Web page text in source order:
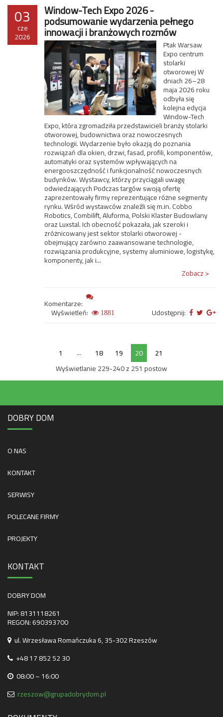
03
cze
2026
Window-Tech Expo 2026 -
podsumowanie wydarzenia pełnego
innowacji i branżowych rozmów
Ptak Warsaw
Expo centrum
stolarki
otworowej W
dniach 26–28
maja 2026 roku
odbyła się
kolejna edycja
Window-Tech
Expo, która zgromadziła przedstawicieli branży stolarki
otworowej, budownictwa oraz nowoczesnych
technologii. Wydarzenie było okazją do poznania
rozwiązań dla okien, drzwi, fasad, profili, komponentów,
automatyki oraz systemów wpływających na
energooszczędność i funkcjonalność nowoczesnych
budynków. Wystawcy, którzy przyciągali uwagę
odwiedzających Podczas targów swoją ofertę
zaprezentowały firmy reprezentujące różne segmenty
rynku. Wśród wystawców znaleźli się m.in. Cobbo
Robotics, Combilift, Aluforma, Polski Klaster Budowlany
oraz Luxstal. Ich obecność pokazała, jak szeroki i
zróżnicowany jest sektor stolarki otworowej -
obejmujący zarówno zaawansowane technologie,
rozwiązania produkcyjne, systemy aluminiowe, logistykę,
komponenty, jak i...
Zobacz >
Komentarze:
Wyświetleń: 1881 Udostępnij:
1 ... 18 19 20
21
Wyświetlanie 229-240 z 251 postow
DOBRY DOM
O NAS
KONTAKT
SERWISY
POLECANE FIRMY
PROJEKTY
KONTAKT
DOBRY DOM
NIP: 8131118261
REGON: 690393700
ul. Wrzesława Romańczuka 6, 35-302 Rzeszów
+48 17 852 52 30
08:00 – 16:00
rzeszow@grupadobrydom.pl